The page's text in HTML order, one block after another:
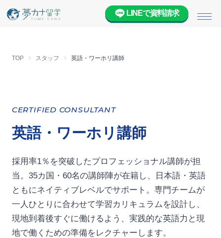
メ
LINEで資料請求
TOP スタッフ 英語・ワーホリ講師
CERTIFIED CONSULTANT
英語・ワーホリ講師
採用率1％を突破したプロフェッショナル講師が担
当。35カ国・60名の講師陣が在籍し、日本語・英語
ともにネイティブレベルでサポート。専門チームが
一人ひとりに合わせて学習カリキュラムを設計し、
現地到着後すぐに働けるよう、実践的な英語力と現
地で働くための準備をレクチャーします。